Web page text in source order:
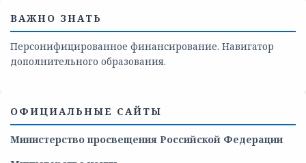
ВАЖНО ЗНАТЬ
Персонифицированное финансирование. Навигатор
дополнительного образования.
ОФИЦИАЛЬНЫЕ САЙТЫ
Министерство просвещения Российской Федерации